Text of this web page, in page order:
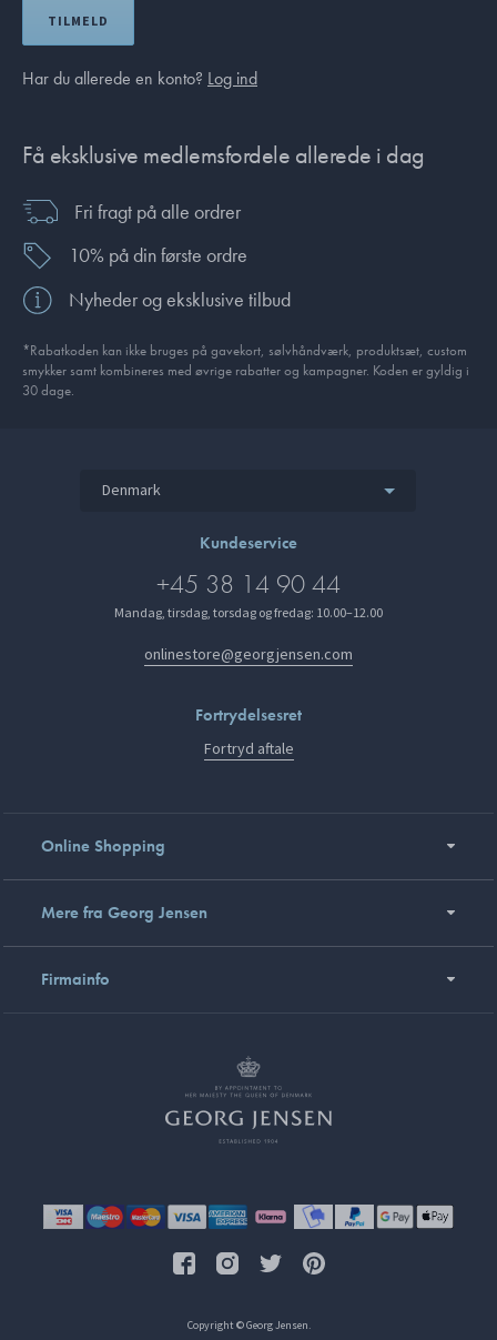
TILMELD
Har du allerede en konto? Log ind
Få eksklusive medlemsfordele allerede i dag
Fri fragt på alle ordrer
10% på din første ordre
Nyheder og eksklusive tilbud
*Rabatkoden kan ikke bruges på gavekort, sølvhåndværk, produktsæt, custom
smykker samt kombineres med øvrige rabatter og kampagner. Koden er gyldig i
30 dage.
Denmark
Kundeservice
+45 38 14 90 44
Mandag, tirsdag, torsdag og fredag: 10.00–12.00
onlinestore@georgjensen.com
Fortrydelsesret
Fortryd aftale
Online Shopping
Mere fra Georg Jensen
Firmainfo
Copyright © Georg Jensen.